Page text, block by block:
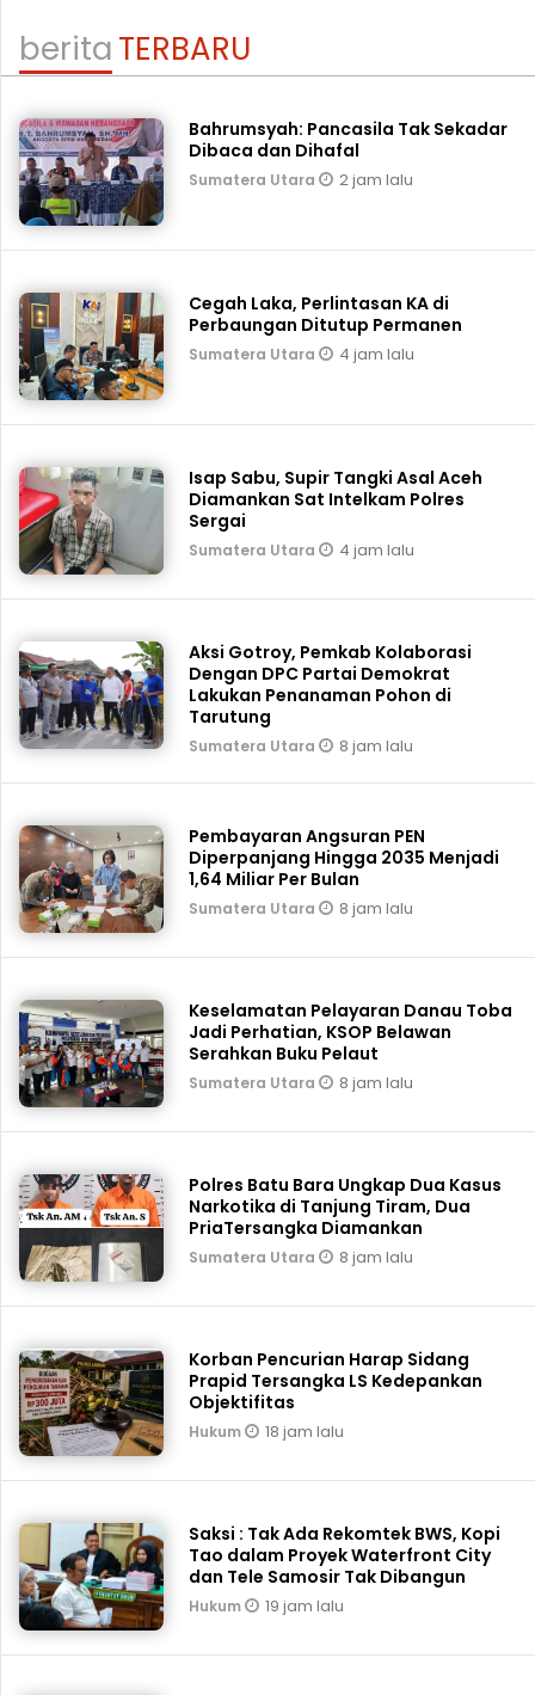
beritaTERBARU
Bahrumsyah: Pancasila Tak Sekadar
Dibaca dan Dihafal
Sumatera Utara 2 jam lalu
Cegah Laka, Perlintasan KA di
Perbaungan Ditutup Permanen
Sumatera Utara 4 jam lalu
Isap Sabu, Supir Tangki Asal Aceh
Diamankan Sat Intelkam Polres
Sergai
Sumatera Utara 4 jam lalu
Aksi Gotroy, Pemkab ‎Kolaborasi
Dengan DPC Partai Demokrat
Lakukan Penanaman Pohon di
Tarutung
Sumatera Utara 8 jam lalu
Pembayaran Angsuran PEN
Diperpanjang Hingga 2035 Menjadi
1,64 Miliar Per Bulan
Sumatera Utara 8 jam lalu
Keselamatan Pelayaran Danau Toba
Jadi Perhatian, KSOP Belawan
Serahkan Buku Pelaut
Sumatera Utara 8 jam lalu
Polres Batu Bara Ungkap Dua Kasus
Narkotika di Tanjung Tiram, Dua
PriaTersangka Diamankan
Sumatera Utara 8 jam lalu
Korban Pencurian Harap Sidang
Prapid Tersangka LS Kedepankan
Objektifitas
Hukum 18 jam lalu
Saksi : Tak Ada Rekomtek BWS, Kopi
Tao dalam Proyek Waterfront City
dan Tele Samosir Tak Dibangun
Hukum 19 jam lalu